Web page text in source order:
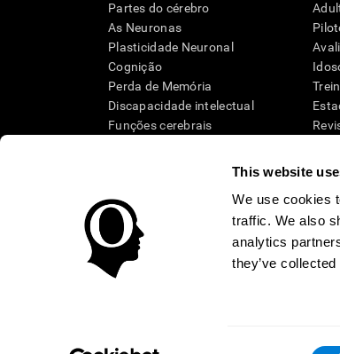
This website
We use cookies
traffic. We also
analytics
they’ve
Partes do cérebro
As Neuronas
Plasticidade Neuronal
Cognição
Perda de Memória
Discapacidade intelectual
Funções cerebrais